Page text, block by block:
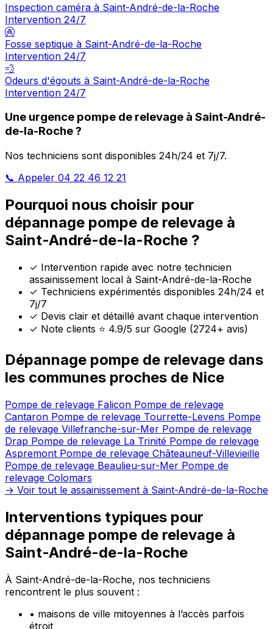
Inspection caméra à Saint-André-de-la-Roche
Intervention 24/7
🚱
Fosse septique à Saint-André-de-la-Roche
Intervention 24/7
💨
Odeurs d'égouts à Saint-André-de-la-Roche
Intervention 24/7
Une urgence pompe de relevage à Saint-André-
de-la-Roche ?
Nos techniciens sont disponibles 24h/24 et 7j/7.
📞 Appeler 04 22 46 12 21
Pourquoi nous choisir pour
dépannage pompe de relevage à
Saint-André-de-la-Roche ?
✓ Intervention rapide avec notre technicien
assainissement local à Saint-André-de-la-Roche
✓ Techniciens expérimentés disponibles 24h/24 et
7j/7
✓ Devis clair et détaillé avant chaque intervention
✓ Note clients ⭐ 4.9/5 sur Google (2724+ avis)
Dépannage pompe de relevage dans
les communes proches de Nice
Pompe de relevage Falicon Pompe de relevage
Cantaron Pompe de relevage Tourrette-Levens Pompe
de relevage Villefranche-sur-Mer Pompe de relevage
Drap Pompe de relevage La Trinité Pompe de relevage
Aspremont Pompe de relevage Châteauneuf-Villevieille
Pompe de relevage Beaulieu-sur-Mer Pompe de
relevage Colomars
→ Voir tout le assainissement à Saint-André-de-la-Roche
Interventions typiques pour
dépannage pompe de relevage à
Saint-André-de-la-Roche
À Saint-André-de-la-Roche, nos techniciens
rencontrent le plus souvent :
• maisons de ville mitoyennes à l’accès parfois
étroit